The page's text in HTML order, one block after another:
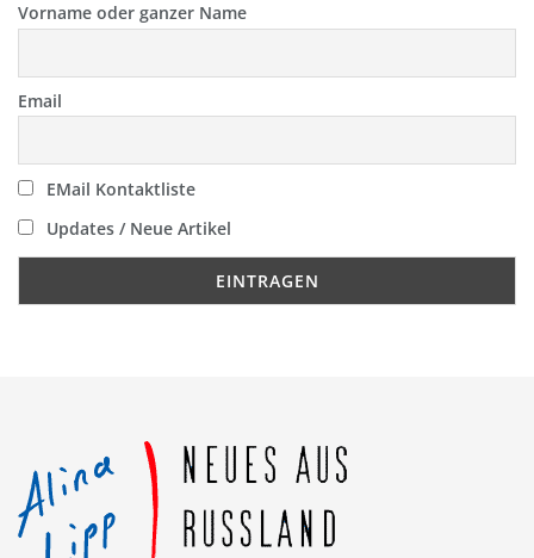
Vorname oder ganzer Name
Email
EMail Kontaktliste
Updates / Neue Artikel